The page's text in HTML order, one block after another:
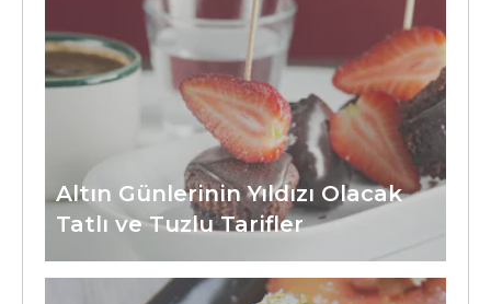
Altın Günlerinin Yıldızı Olacak
Tatlı ve Tuzlu Tarifler